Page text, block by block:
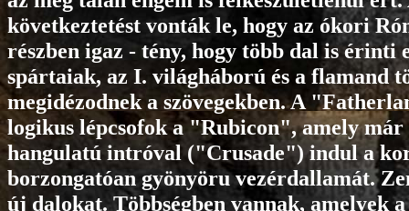
következtetést vonták le, hogy az ókori
részben igaz - tény, hogy több dal is érinti
spártaiak, az I. világháború és a flamand
megidézodnek a szövegekben. A
logikus lépcsofok a "Rubicon", amely
hangulatú intróval ("Crusade") indul a
borzongatóan gyönyöru vezérdallamát.
új dalokat. Többségben vannak, amelyek